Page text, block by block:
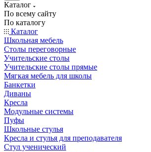
Каталог
По всему сайту
По каталогу
Каталог
Школьная мебель
Столы переговорные
Учительские столы
Учительские столы прямые
Мягкая мебель для школы
Банкетки
Диваны
Кресла
Модульные системы
Пуфы
Школьные стулья
Кресла и стулья для преподавателя
Стул ученический